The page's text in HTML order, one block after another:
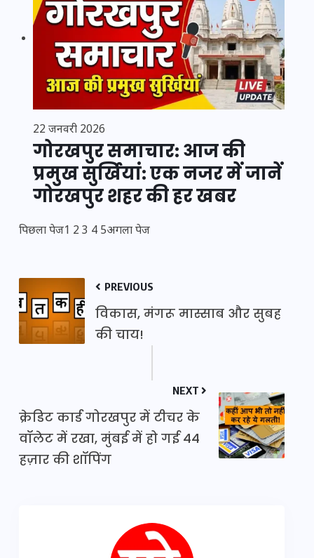
22 जनवरी 2026
गोरखपुर समाचार: आज की
प्रमुख सुर्खियां: एक नजर में जानें
गोरखपुर शहर की हर खबर
पिछला पेज1 23 4 5अगला पेज
PREVIOUS
विकास, मंगरू मास्साब और सुबह
की चाय!
NEXT
क्रेडिट कार्ड गोरखपुर में टीचर के
वॉलेट में रखा, मुंबई में हो गई 44
हज़ार की शॉपिंग